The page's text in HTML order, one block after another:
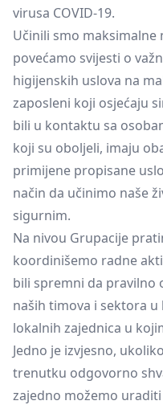
virusa COVID-19.
Učinili smo maksimalne
povećamo svijesti o
higijenskih uslova na
zaposleni koji osjećaju
bili u kontaktu sa
koji su oboljeli, imaju
primijene propisane
način da učinimo naše
sigurnim.
Na nivou Grupacije
koordinišemo radne
bili spremni da pravilno
naših timova i sektora
lokalnih zajednica u
Jedno je izvjesno,
trenutku odgovorno
zajedno možemo